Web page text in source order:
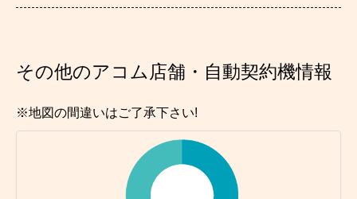
その他のアコム店舗・自動契約機情報
※地図の間違いはご了承下さい!